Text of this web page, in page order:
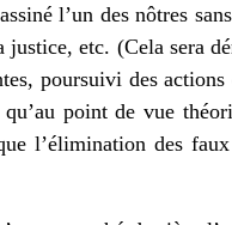
l’un des nôtres
justice, etc. (Cela sera
poursuivi des
point de vue
l’élimination des faux